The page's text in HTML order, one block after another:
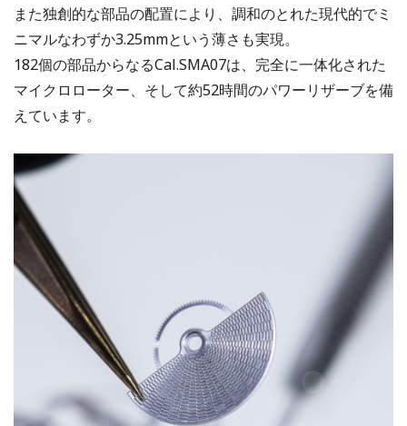
また独創的な部品の配置により、調和のとれた現代的でミ
ニマルなわずか3.25mmという薄さも実現。
182個の部品からなるCal.SMA07は、完全に一体化された
マイクロローター、そして約52時間のパワーリザーブを備
えています。